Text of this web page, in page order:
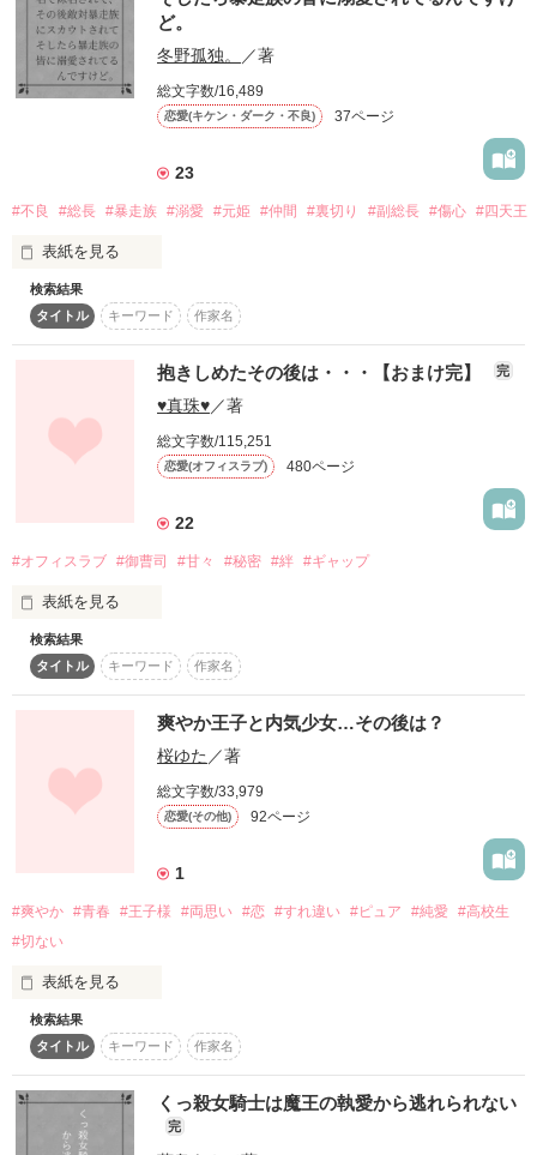
蕾兎様
上杉彩様
感想・レビュー有難うございます！！
読者数100人突破！
読者数700人突破！
読者数1000人突破！
※リクエスト、レビュー、感想ありがとうございます。しっか
りと拝見させていただきます。リクエストお待ちしておりま
す。
恋愛(純愛)→その他に変更
リクエストがあれば、随時更新しています。
「悪夢に隠れたもの 友希side」更新しました。
ぜひ、ご覧下さい！
※作者希望により書かせていただきました
※公開範囲に含まれていなかったこと、申し訳ございませんで
した。
     美麗と遼  由莉花と蓮斗  澪と颯太
              \(❁´∀`❁)ﾉﾄﾞｰｰｿﾞ
ど。
冬野孤独。 ／著
総文字数/16,489
恋愛(キケン・ダーク・不良) 37ページ
23
#不良 #総長 #暴走族 #溺愛 #元姫 #仲間 #裏切り #副総長 #傷心 #四天王
表紙を見る
私は、暴走族界最強の零回の“元”姫でした。
尚、現在は別の街で“管理人”と名乗り喧嘩をしています。
「だるいなら俺らの暴走族に入るか？」
独り言を言ってから私の人生が変わった。
仲間に裏切られた。
零回の敵対の雷閃
総長
若村   空廉
検索結果
タイトル
キーワード 作家名
抱きしめたその後は・・・【おまけ完】 完
♥真珠♥／著
総文字数/115,251
恋愛(オフィスラブ) 480ページ
22
#オフィスラブ #御曹司 #甘々 #秘密 #絆 #ギャップ
表紙を見る
進藤　楓（１９）
×
宮本　拓哉（２８）
大企業の宮本コーポレーションに
就職が決まった。
なぜ高卒の楓が、
それは、
御曹司
宮本　拓哉の
一言からすべては始まった
検索結果
タイトル
キーワード 作家名
爽やか王子と内気少女…その後は？
桜ゆた ／著
総文字数/33,979
恋愛(その他) 92ページ
1
#爽やか #青春 #王子様 #両思い #恋 #すれ違い #ピュア #純愛
#高校生
#切ない
表紙を見る
段々に自分へ自信を持ててきた、
新垣 香(にいがき かおり)
検索結果
タイトル
キーワード 作家名
くっ殺女騎士は魔王の執愛から逃れられない
完